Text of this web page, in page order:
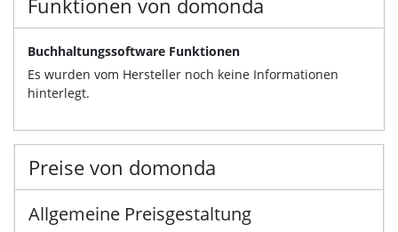
Funktionen von domonda
Buchhaltungssoftware Funktionen
Es wurden vom Hersteller noch keine Informationen
hinterlegt.
Preise von domonda
Allgemeine Preisgestaltung